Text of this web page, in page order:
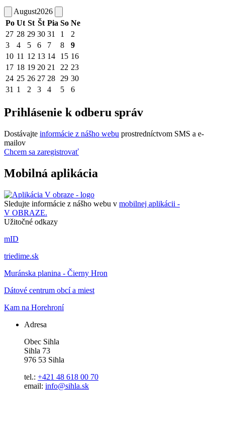
August2026
Po Ut St Št Pia So Ne
27 28 29 30 31 1
2
3
4 5 6 7 8
9
10 11 12 13 14 15 16
17 18 19 20 21 22 23
24 25 26 27 28 29 30
31 1 2 3 4 5 6
Prihlásenie k odberu správ
Dostávajte informácie z nášho webu prostredníctvom SMS a e-
mailov
Chcem sa zaregistrovať
Mobilná aplikácia
Sledujte informácie z nášho webu v mobilnej aplikácii -
V OBRAZE.
Užitočné odkazy
mID
triedime.sk
Muránska planina - Čierny Hron
Dátové centrum obcí a miest
Kam na Horehroní
Adresa
Obec Sihla
Sihla 73
976 53 Sihla
tel.: +421 48 618 00 70
email: info@sihla.sk